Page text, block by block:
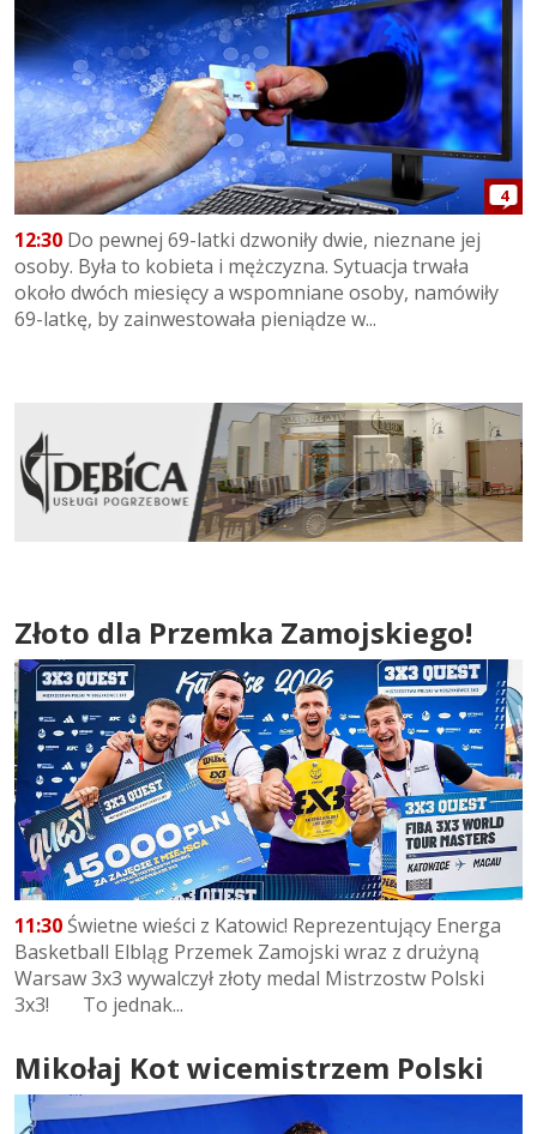
4
12:30 Do pewnej 69-latki dzwoniły dwie, nieznane jej
osoby. Była to kobieta i mężczyzna. Sytuacja trwała
około dwóch miesięcy a wspomniane osoby, namówiły
69-latkę, by zainwestowała pieniądze w...
Złoto dla Przemka Zamojskiego!
11:30 Świetne wieści z Katowic! Reprezentujący Energa
Basketball Elbląg Przemek Zamojski wraz z drużyną
Warsaw 3x3 wywalczył złoty medal Mistrzostw Polski
3x3! To jednak...
Mikołaj Kot wicemistrzem Polski